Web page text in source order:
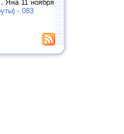
- 083